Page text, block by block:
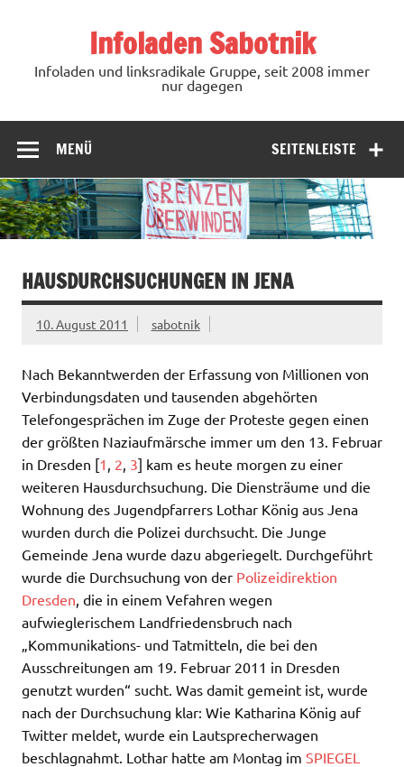
Infoladen Sabotnik
Infoladen und linksradikale Gruppe, seit 2008 immer
nur dagegen
SEITENLEISTE
MENÜ
HAUSDURCHSUCHUNGEN IN JENA
10. August 2011 sabotnik
Nach Bekanntwerden der Erfassung von Millionen von
Verbindungsdaten und tausenden abgehörten
Telefongesprächen im Zuge der Proteste gegen einen
der größten Naziaufmärsche immer um den 13. Februar
in Dresden [1 2 3] kam es heute morgen zu einer
weiteren Hausdurchsuchung. Die Diensträume und die
Wohnung des Jugendpfarrers Lothar König aus Jena
wurden durch die Polizei durchsucht. Die Junge
Gemeinde Jena wurde dazu abgeriegelt. Durchgeführt
wurde die Durchsuchung von der Polizeidirektion
Dresden , die in einem Vefahren wegen
aufwieglerischem Landfriedensbruch nach
„Kommunikations- und Tatmitteln, die bei den
Ausschreitungen am 19. Februar 2011 in Dresden
genutzt wurden“ sucht. Was damit gemeint ist, wurde
nach der Durchsuchung klar: Wie Katharina König auf
Twitter meldet, wurde ein Lautsprecherwagen
beschlagnahmt. Lothar hatte am Montag im SPIEGEL